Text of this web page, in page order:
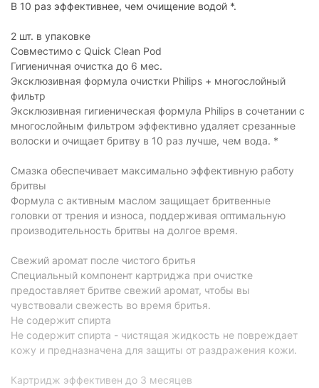
В 10 раз эффективнее, чем очищение водой *.
2 шт. в упаковке
Совместимо с Quick Clean Pod
Гигиеничная очистка до 6 мес.
Эксклюзивная формула очистки Philips + многослойный
фильтр
Эксклюзивная гигиеническая формула Philips в сочетании с
многослойным фильтром эффективно удаляет срезанные
волоски и очищает бритву в 10 раз лучше, чем вода. *
Смазка обеспечивает максимально эффективную работу
бритвы
Формула с активным маслом защищает бритвенные
головки от трения и износа, поддерживая оптимальную
производительность бритвы на долгое время.
Свежий аромат после чистого бритья
Специальный компонент картриджа при очистке
предоставляет бритве свежий аромат, чтобы вы
чувствовали свежесть во время бритья.
Не содержит спирта
Не содержит спирта - чистящая жидкость не повреждает
кожу и предназначена для защиты от раздражения кожи.
Картридж эффективен до 3 месяцев